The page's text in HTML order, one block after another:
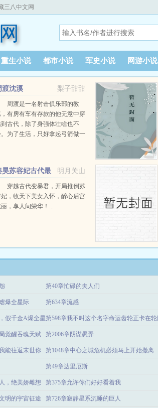
三八中文网
重生小说 都市小说 军史小说 网游小说
梨子甜甜
渡沈溪
周渡是一名射击俱乐部的教
，有房有车有存款的他无意中穿
到古代，除了身强体壮啥也不
。为了生活，只好拿起弓箭做一
看着山下的寥寥炊烟，以及那...
明月关山
昊苏容妃古代最
昏君最新章节在线阅读
穿越古代变暴君，开局推倒苏
妃，收天下美女入怀，醉心后宫
，享人间荣华！...
第40章忙碌的夫人们
爆全星际 第634章流感
假千金A爆全星
觉醒吞魂天赋 第2006章阴谋愚弄
能往返末世你 第1048章中心之城危机必须马上开始撤离
第49章达里厄斯
，绝美娇雌想 第375章允许你们好好看着我
明的宇宙征途 第726章寂静星系沉睡的巨人